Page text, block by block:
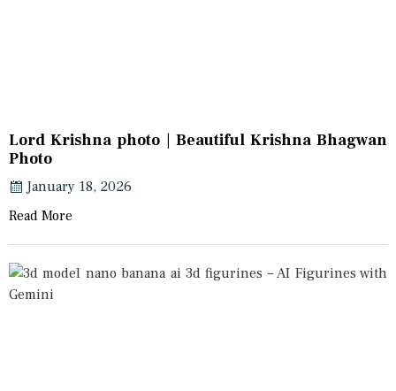
Lord Krishna photo | Beautiful Krishna Bhagwan
Photo
January 18, 2026
Read More